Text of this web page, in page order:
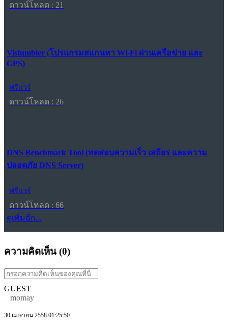
ดาวน์โหลด : 21
Vistumbler (โปรแกรมสแกนหา Wi-Fi ผ่านเครือข่าย และ
GPS)
ฟรีแวร์
ดาวน์โหลด : 26
DNS Benchmark Tool (ทดสอบความเร็ว เสถียร และความ
ปลอดภัย DNS Server)
ฟรีแวร์
ดาวน์โหลด : 66
ดูเพิ่มอีก...
ความคิดเห็น (0)
GUEST
momay
30 เมษายน 2558 01:25:50